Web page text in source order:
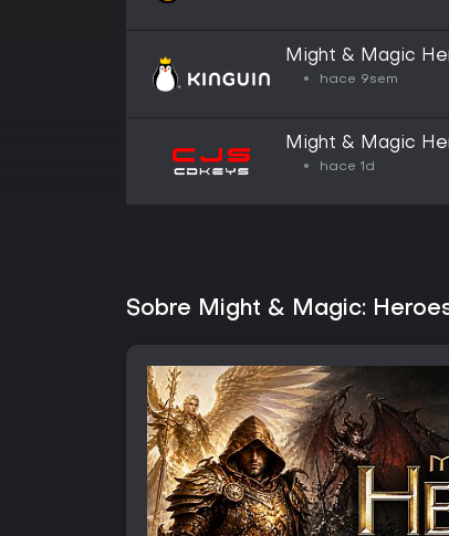
Might & Magic
Deluxe Edition
hace 9sem
Might & Magic
(GLOBAL)
hace 1d
Sobre Might & Magic: